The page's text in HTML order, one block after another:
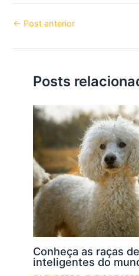
← Post anterior
Posts
Conheça as raças
inteligentes do